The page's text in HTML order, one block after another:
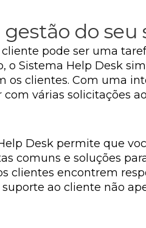
do
pode ser uma
o Sistema Help Desk
os clientes. Com uma
várias solicitações
Desk permite que
comuns e soluções
clientes encontrem
ao cliente não